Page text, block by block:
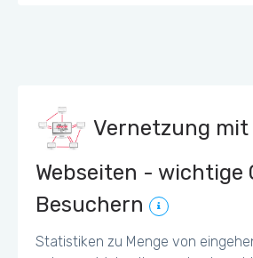
Vernetzung
Webseiten - wichtige
Besuchern
Statistiken zu Menge von